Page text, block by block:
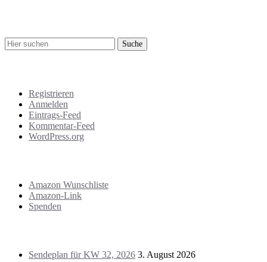
Registrieren
Anmelden
Eintrags-Feed
Kommentar-Feed
WordPress.org
Amazon Wunschliste
Amazon-Link
Spenden
Sendeplan für KW 32, 2026 3. August 2026